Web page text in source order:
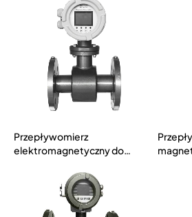
Przepływomierz
elektromagnetyczny do
przewodności (MTF-C)